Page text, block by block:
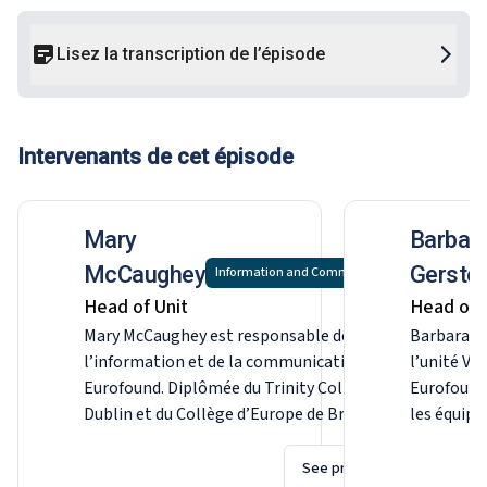
Lisez la transcription de l’épisode
Intervenants de cet épisode
Mary
McCaughey
Head of Unit
Information and Communication
Mary McCaughey est responsable de
l’information et de la communication à
Eurofound. Diplômée du Trinity College de
Dublin et du Collège d’Europe de Bruges, elle
a commencé à travailler à Bruxelles avec
Europolitics et le Wall Street Journal
See profile
​Head of
Barbara
l’unité
les